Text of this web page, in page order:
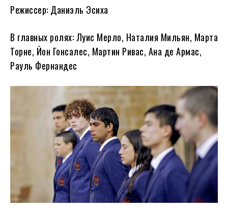
Режиссер: Даниэль Эсиха
В главных ролях: Луис Мерло, Наталия Мильян, Марта
Торне, Йон Гонсалес, Мартин Ривас, Ана де Армас,
Рауль Фернандес